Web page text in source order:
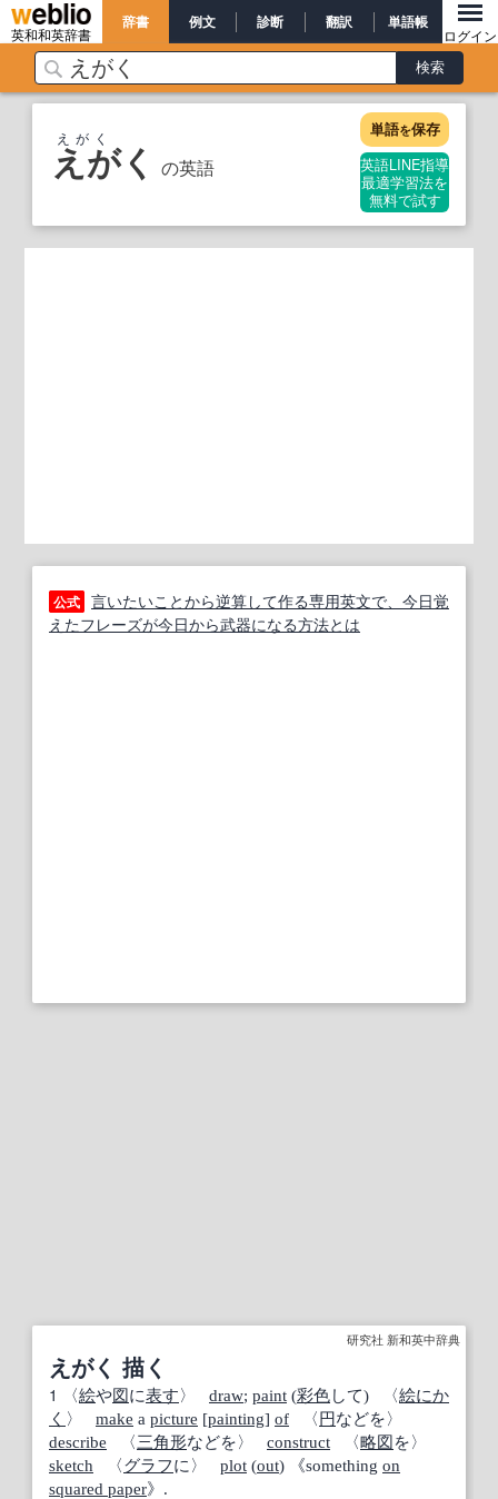
英和和英辞書
辞書 例文 診断 翻訳 単語帳
ログイン
えがく の英語
えがく 単語を保存
英語LINE指導
最適学習法を
無料で試す
公式 言いたいことから逆算して作る専用英文で、今日覚
えたフレーズが今日から武器になる方法とは
研究社 新和英中辞典
えがく 描く
1 〈絵や図 に表す〉 draw; paint (彩色して) 〈絵にか
く 〉 make a picture [painting] of 〈 円などを〉
describe 〈三角形などを〉 construct 〈略図 を〉
sketch 〈グラフに〉 plot (out) 《something on
squared paper》.